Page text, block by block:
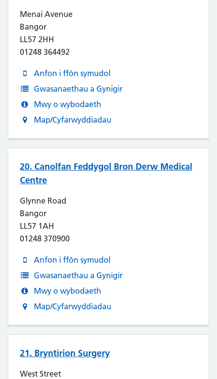
Menai Avenue
Bangor
LL57 2HH
01248 364492
Anfon i ffôn symudol
Gwasanaethau a Gynigir
Mwy o wybodaeth
Map/Cyfarwyddiadau
20. Canolfan Feddygol Bron Derw Medical
Centre
Glynne Road
Bangor
LL57 1AH
01248 370900
Anfon i ffôn symudol
Gwasanaethau a Gynigir
Mwy o wybodaeth
Map/Cyfarwyddiadau
21. Bryntirion Surgery
West Street